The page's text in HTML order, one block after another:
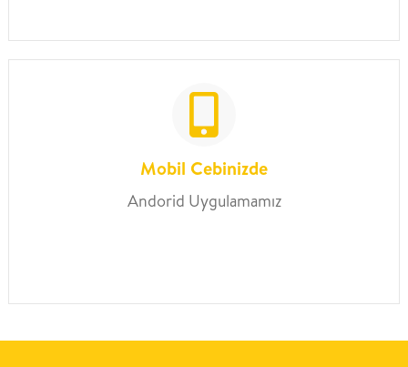
Mobil Cebinizde
Andorid Uygulamamız